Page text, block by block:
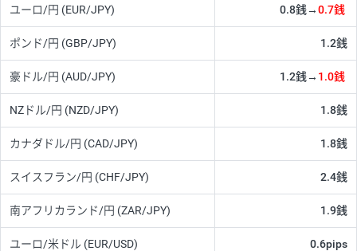
ユーロ/円 (EUR/JPY) 0.8銭→0.7銭
ポンド/円 (GBP/JPY) 1.2銭
豪ドル/円 (AUD/JPY) 1.2銭→ 1.0銭
NZドル/円 (NZD/JPY) 1.8銭
カナダドル/円 (CAD/JPY) 1.8銭
スイスフラン/円 (CHF/JPY) 2.4銭
南アフリカランド/円 (ZAR/JPY) 1.9銭
ユーロ/米ドル (EUR/USD) 0.6pips